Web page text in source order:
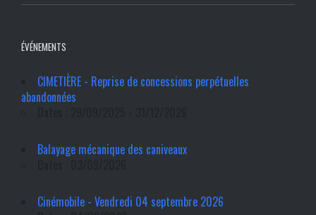
ÉVÉNEMENTS
CIMETIÈRE - Reprise de concessions perpétuelles
abandonnées
Balayage mécanique des caniveaux
Cinémobile - Vendredi 04 septembre 2026